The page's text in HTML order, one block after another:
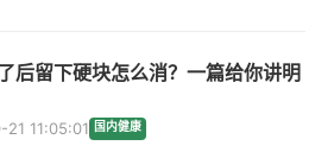
后留下硬块怎么消？一篇给你讲明
11:05:01 国内健康